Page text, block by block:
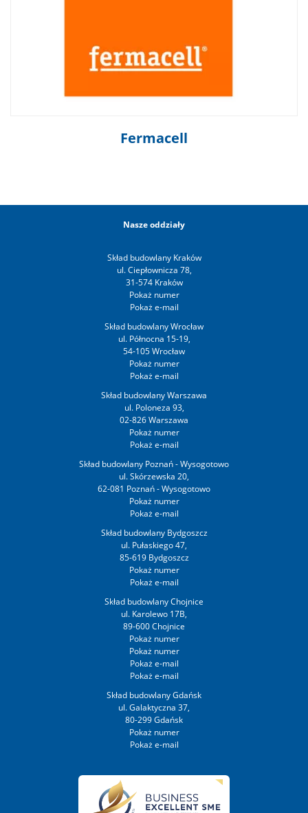
Fermacell
Nasze oddziały
Skład budowlany Kraków
ul. Ciepłownicza 78,
31-574 Kraków
Skład budowlany Wrocław
ul. Północna 15-19,
54-105 Wrocław
Skład budowlany Warszawa
ul. Poloneza 93,
02-826 Warszawa
Skład budowlany Poznań - Wysogotowo
ul. Skórzewska 20,
62-081 Poznań - Wysogotowo
Skład budowlany Bydgoszcz
ul. Pułaskiego 47,
85-619 Bydgoszcz
Skład budowlany Chojnice
ul. Karolewo 17B,
89-600 Chojnice
Skład budowlany Gdańsk
ul. Galaktyczna 37,
80-299 Gdańsk